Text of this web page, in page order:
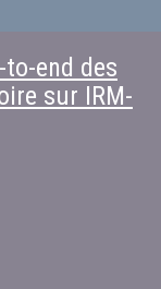
end des
sur IRM-